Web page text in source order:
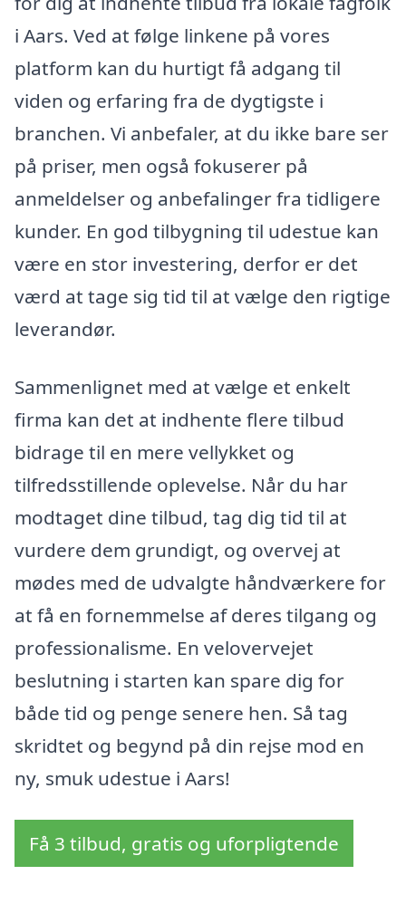
i Aars. Ved at følge linkene på vores
platform kan du hurtigt få adgang til
viden og erfaring fra de dygtigste i
branchen. Vi anbefaler, at du ikke bare ser
på priser, men også fokuserer på
anmeldelser og anbefalinger fra tidligere
kunder. En god tilbygning til udestue kan
være en stor investering, derfor er det
værd at tage sig tid til at vælge den rigtige
leverandør.
Sammenlignet med at vælge et enkelt
firma kan det at indhente flere tilbud
bidrage til en mere vellykket og
tilfredsstillende oplevelse. Når du har
modtaget dine tilbud, tag dig tid til at
vurdere dem grundigt, og overvej at
mødes med de udvalgte håndværkere for
at få en fornemmelse af deres tilgang og
professionalisme. En velovervejet
beslutning i starten kan spare dig for
både tid og penge senere hen. Så tag
skridtet og begynd på din rejse mod en
ny, smuk udestue i Aars!
Få 3 tilbud, gratis og uforpligtende